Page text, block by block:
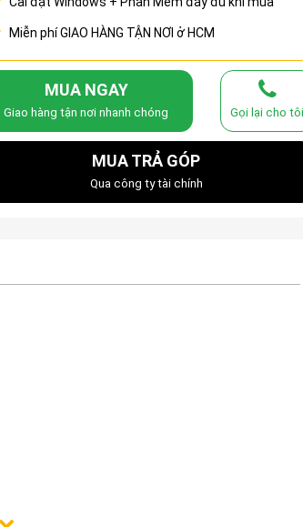
Miễn phí GIAO HÀNG TẬN NƠI ở HCM
MUA NGAY
Giao hàng tận nơi nhanh chóng Gọi lại cho tôi
MUA TRẢ GÓP
Qua công ty tài chính